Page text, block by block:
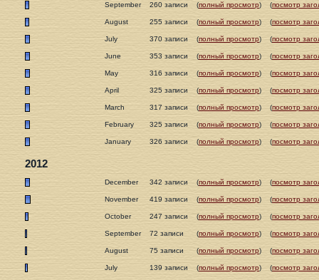
September 260 записи (полный просмотр) (посмотр
August 255 записи (полный просмотр) (посмотр
July 370 записи (полный просмотр) (посмотр
June 353 записи (полный просмотр) (посмотр
May 316 записи (полный просмотр) (посмотр
April 325 записи (полный просмотр) (посмотр
March 317 записи (полный просмотр) (посмотр
February 325 записи (полный просмотр) (посмотр
January 326 записи (полный просмотр) (посмотр
2012
December 342 записи (полный просмотр) (посмотр
November 419 записи (полный просмотр) (посмотр
October 247 записи (полный просмотр) (посмотр
September 72 записи (полный просмотр) (посмотр
August 75 записи (полный просмотр) (посмотр
July 139 записи (полный просмотр) (посмотр